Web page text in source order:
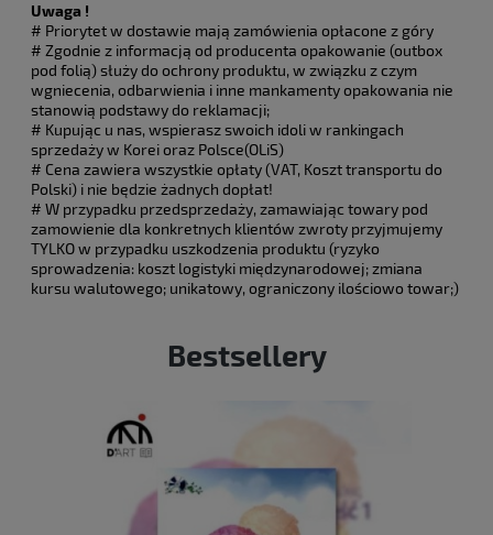
Uwaga !
# Priorytet w dostawie mają zamówienia opłacone z góry
# Zgodnie z informacją od producenta opakowanie (outbox
pod folią) służy do ochrony produktu, w związku z czym
wgniecenia, odbarwienia i inne mankamenty opakowania nie
stanowią podstawy do reklamacji;
# Kupując u nas, wspierasz swoich idoli w rankingach
sprzedaży w Korei oraz Polsce(OLiS)
# Cena zawiera wszystkie opłaty (VAT, Koszt transportu do
Polski) i nie będzie żadnych dopłat!
# W przypadku przedsprzedaży, zamawiając towary pod
zamowienie dla konkretnych klientów zwroty przyjmujemy
TYLKO w przypadku uszkodzenia produktu (ryzyko
sprowadzenia: koszt logistyki międzynarodowej; zmiana
kursu walutowego; unikatowy, ograniczony ilościowo towar;)
Bestsellery